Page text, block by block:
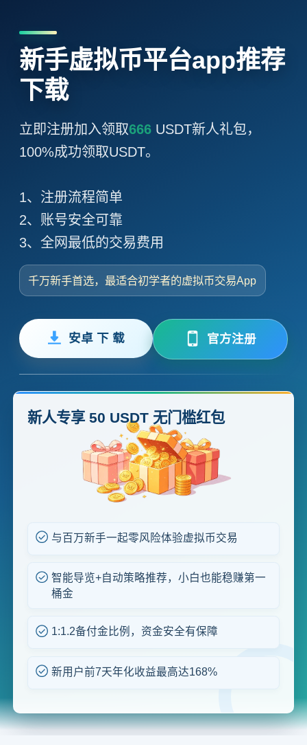
新手虚拟币平台app推荐
下载
立即注册加入领取666USDT新人礼包，
100%成功领取USDT。
1、注册流程简单
2、账号安全可靠
3、全网最低的交易费用
千万新手首选，最适合初学者的虚拟币交易App
安卓 下 载 官方注册
新人专享 50 USDT 无门槛红包
与百万新手一起零风险体验虚拟币交易
智能导览+自动策略推荐，小白也能稳赚第一
桶金
1:1.2备付金比例，资金安全有保障
新用户前7天年化收益最高达168%